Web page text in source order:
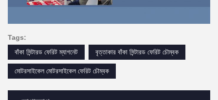
Tags:
বাঁকা সিন্টারড ফেরিট ম্যাগনেট
বৃত্তাকার বাঁকা সিন্টারড ফেরিট চৌম্বক
মোটরসাইকেল মোটরসাইকেল ফেরিট চৌম্বক